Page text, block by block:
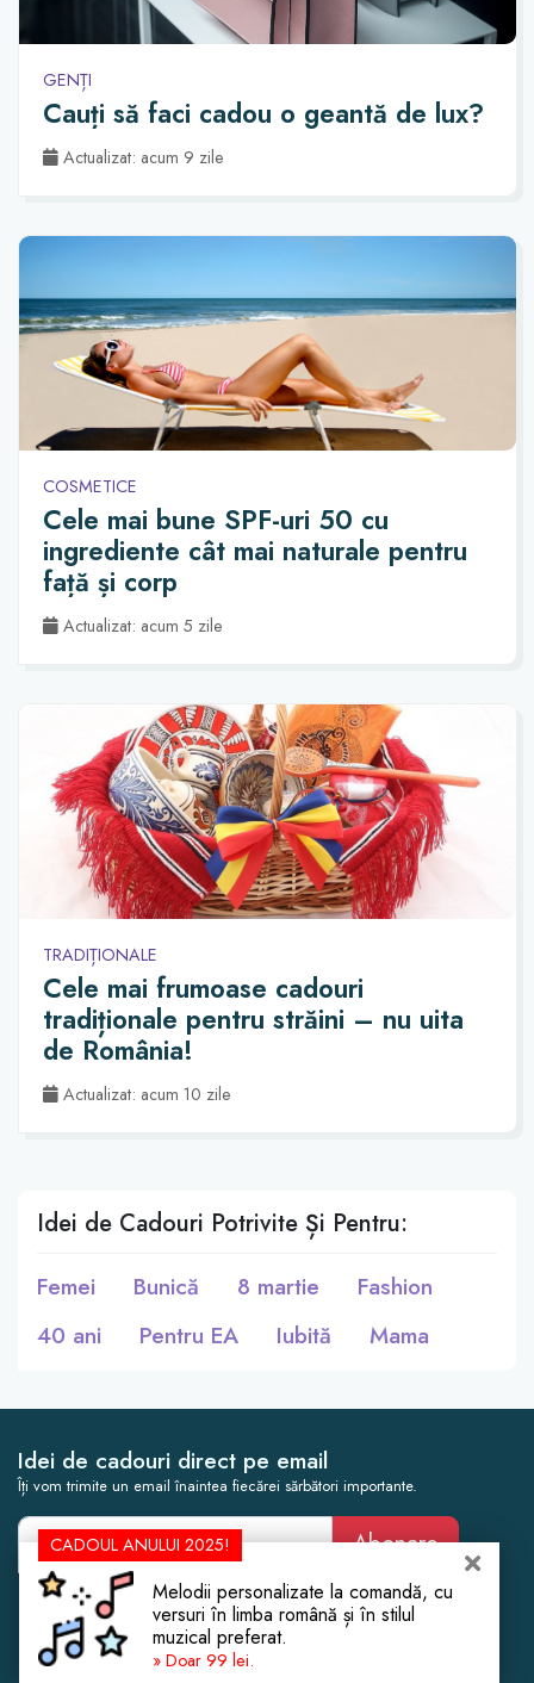
GENȚI
Cauți să faci cadou o geantă de lux?
Actualizat: acum 9 zile
COSMETICE
Cele mai bune SPF-uri 50 cu
ingrediente cât mai naturale pentru
față și corp
Actualizat: acum 5 zile
TRADIȚIONALE
Cele mai frumoase cadouri
tradiționale pentru străini – nu uita
de România!
Actualizat: acum 10 zile
Idei de Cadouri Potrivite Și Pentru:
Femei Bunică 8 martie
Fashion
40 ani
Pentru EA Iubită Mama
Idei de cadouri direct pe email
Îți vom trimite un email înaintea fiecărei sărbători importante.
Abonare
Cadouri Femei
Cadouri Bărbați
Cadouri Copii
Botez
CADOUL ANULUI 2025!
Melodii personalizate la comandă, cu
versuri în limba română și în stilul
muzical preferat.
» Doar 99 lei.